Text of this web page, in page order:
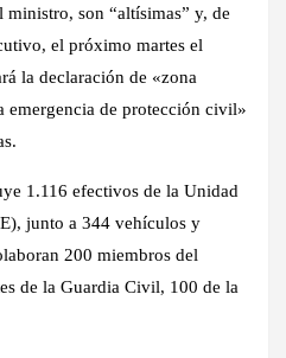
ministro, son “altísimas” y, de
el próximo martes el
la declaración de «zona
emergencia de protección civil»
1.116 efectivos de la Unidad
junto a 344 vehículos y
200 miembros del
de la Guardia Civil, 100 de la